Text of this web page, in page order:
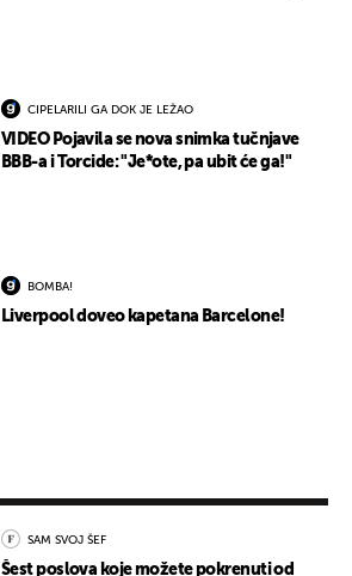
CIPELARILI GA DOK JE LEŽAO
VIDEO Pojavila se nova snimka tučnjave
BBB-a i Torcide: "Je*ote, pa ubit će ga!"
BOMBA!
Liverpool doveo kapetana Barcelone!
SAM SVOJ ŠEF
Šest poslova koje možete pokrenuti od